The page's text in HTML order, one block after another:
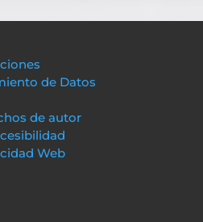
de Datos
de autor
Web